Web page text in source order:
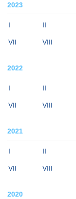
2023
I II
VII VIII
2022
I II
VII VIII
2021
I II
VII VIII
2020